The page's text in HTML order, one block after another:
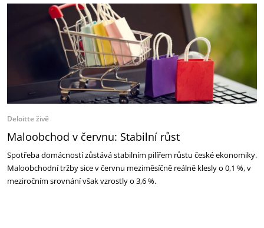
Deloitte živě
Maloobchod v červnu: Stabilní růst
Spotřeba domácností zůstává stabilním pilířem růstu české ekonomiky.
Maloobchodní tržby sice v červnu meziměsíčně reálně klesly o 0,1 %, v
meziročním srovnání však vzrostly o 3,6 %.